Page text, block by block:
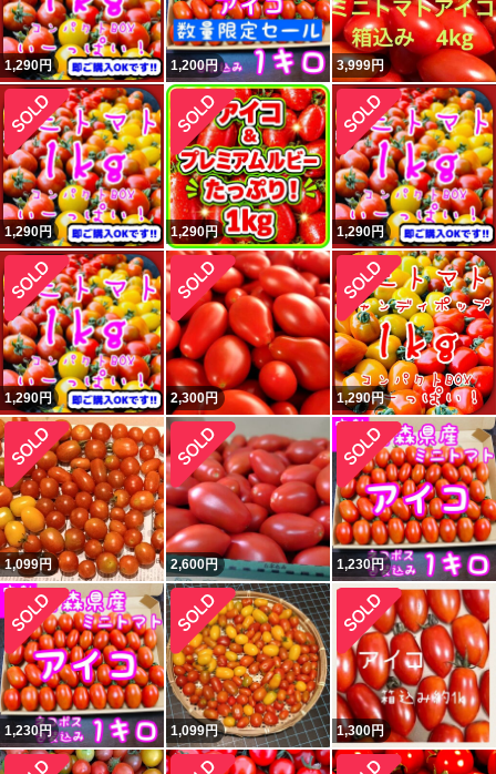
1,290円 1,200円 3,999円
1,290円 1,290円 1,290円
1,290円 2,300円 1,290円
1,099円 2,600円 1,230円
1,230円 1,099円 1,300円